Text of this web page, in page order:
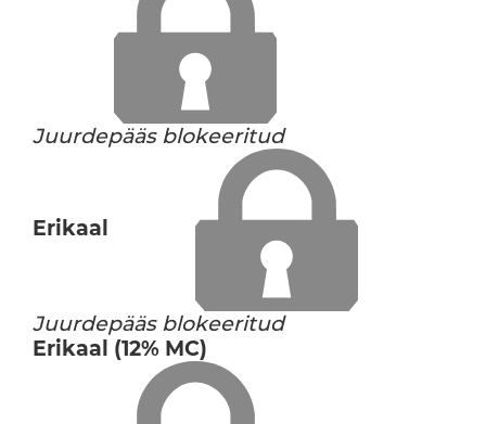
Juurdepääs blokeeritud
Erikaal
Juurdepääs blokeeritud
Erikaal (12% MC)